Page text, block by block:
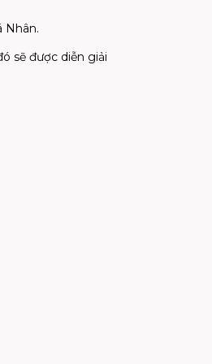
Nhân.
sẽ được diễn giải